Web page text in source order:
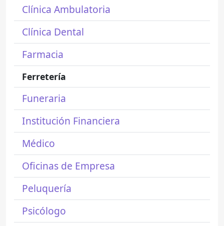
Clínica Ambulatoria
Clínica Dental
Farmacia
Ferretería
Funeraria
Institución Financiera
Médico
Oficinas de Empresa
Peluquería
Psicólogo